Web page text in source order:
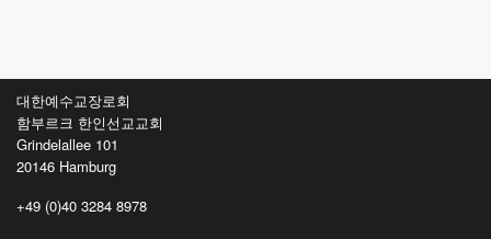
대한예수교장로회
함부르크 한인선교교회
Grindelallee 101
20146 Hamburg
+49 (0)40 3284 8978